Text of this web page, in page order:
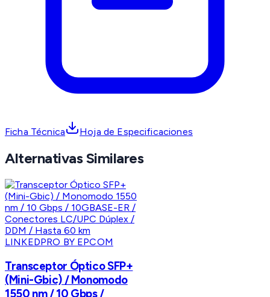
Ficha Técnica Hoja de Especificaciones
Alternativas Similares
LINKEDPRO BY EPCOM
Transceptor Óptico SFP+
(Mini-Gbic) / Monomodo
1550 nm / 10 Gbps /